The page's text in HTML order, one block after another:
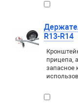
R13-R14
прицепа,
запасное